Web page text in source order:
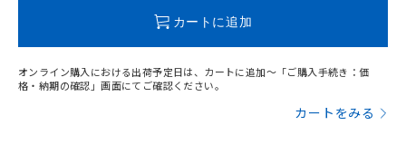
カートに追加
オンライン購入における出荷予定日は、カートに追加～「ご購入手続き：価
格・納期の確認」画面にてご確認ください。
カートをみる